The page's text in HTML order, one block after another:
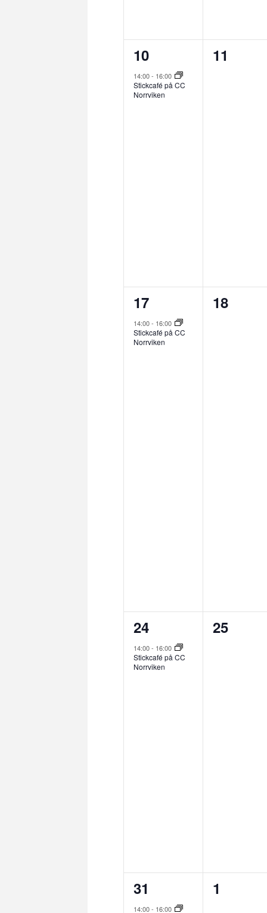
1
evenemang,
10
14:00- 16:00
Stickcafé på CC
Norrviken
0
11
1
evenemang,
17
14:00- 16:00
Stickcafé på CC
Norrviken
0
18
1
evenemang,
24
14:00- 16:00
Stickcafé på CC
Norrviken
0
25
1
evenemang,
31
14:00- 16:00
0
1